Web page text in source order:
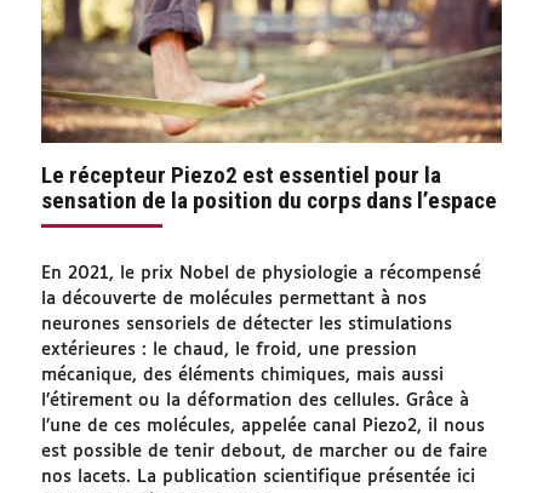
Le récepteur Piezo2 est essentiel pour la
sensation de la position du corps dans l’espace
En 2021, le prix Nobel de physiologie a récompensé
la découverte de molécules permettant à nos
neurones sensoriels de détecter les stimulations
extérieures : le chaud, le froid, une pression
mécanique, des éléments chimiques, mais aussi
l’étirement ou la déformation des cellules. Grâce à
l’une de ces molécules, appelée canal Piezo2, il nous
est possible de tenir debout, de marcher ou de faire
nos lacets. La publication scientifique présentée ici